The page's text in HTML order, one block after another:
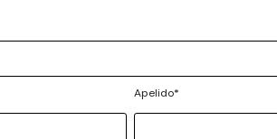
Apelido*